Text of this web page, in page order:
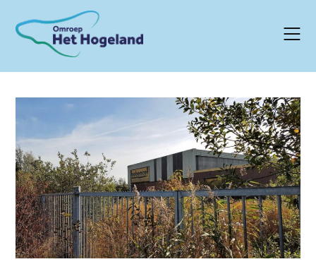
content